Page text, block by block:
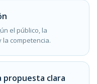
el público, la
la competencia.
propuesta clara